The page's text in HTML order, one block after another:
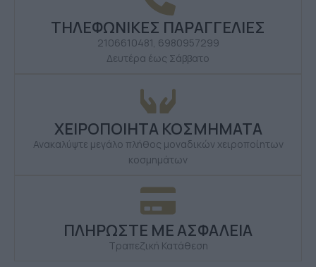
ΤΗΛΕΦΩΝΙΚΕΣ ΠΑΡΑΓΓΕΛΙΕΣ
2106610481, 6980957299
Δευτέρα έως Σάββατο
ΧΕΙΡΟΠΟΙΗΤΑ ΚΟΣΜΗΜΑΤΑ
Ανακαλύψτε μεγάλο πλήθος μοναδικών χειροποίητων
κοσμημάτων
ΠΛΗΡΩΣΤΕ ΜΕ ΑΣΦΑΛΕΙΑ
Τραπεζική Κατάθεση